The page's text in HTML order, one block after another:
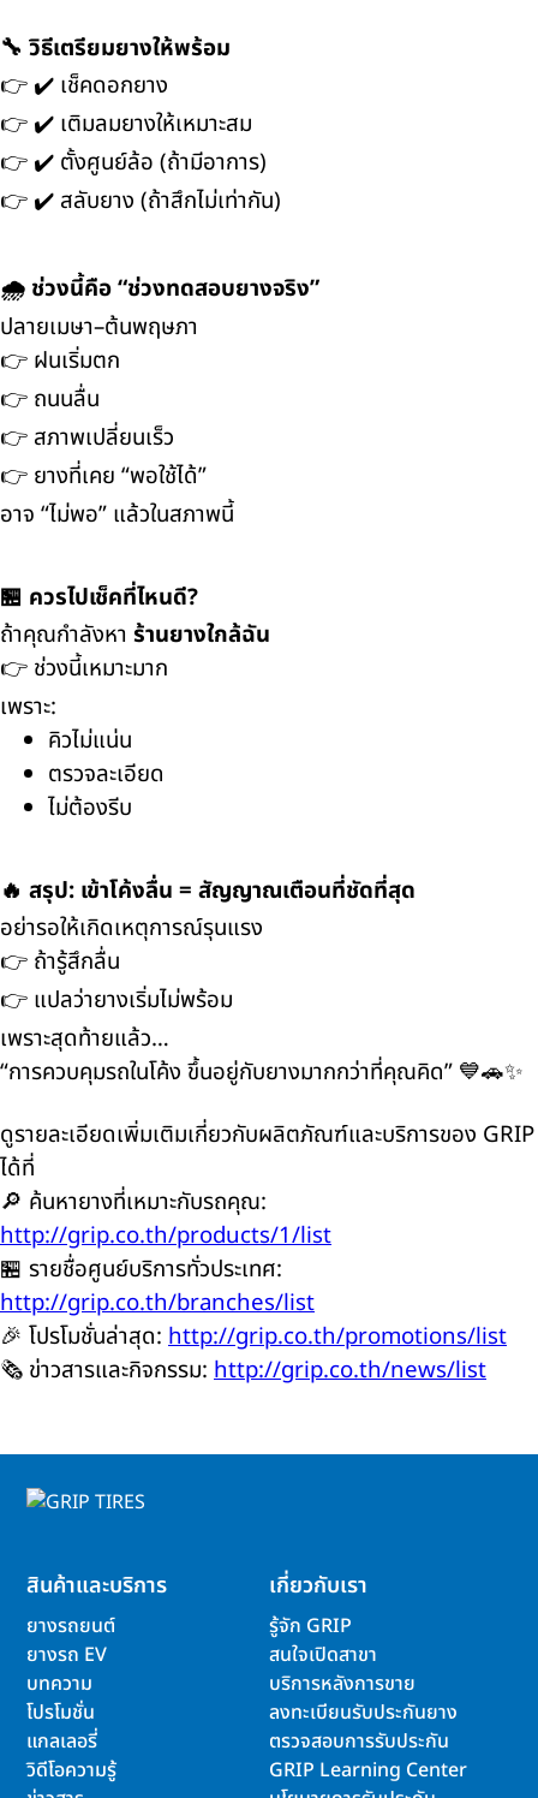
🔧 วิธีเตรียมยางให้พร้อม
👉 ✔️ เช็คดอกยาง
👉 ✔️ เติมลมยางให้เหมาะสม
👉 ✔️ ตั้งศูนย์ล้อ (ถ้ามีอาการ)
👉 ✔️ สลับยาง (ถ้าสึกไม่เท่ากัน)
🌧️ ช่วงนี้คือ “ช่วงทดสอบยางจริง”
ปลายเมษา–ต้นพฤษภา
👉 ฝนเริ่มตก
👉 ถนนลื่น
👉 สภาพเปลี่ยนเร็ว
👉 ยางที่เคย “พอใช้ได้”
อาจ “ไม่พอ” แล้วในสภาพนี้
🏪 ควรไปเช็คที่ไหนดี?
ถ้าคุณกำลังหา ร้านยางใกล้ฉัน
👉 ช่วงนี้เหมาะมาก
เพราะ:
คิวไม่แน่น
ตรวจละเอียด
ไม่ต้องรีบ
🔥 สรุป: เข้าโค้งลื่น = สัญญาณเตือนที่ชัดที่สุด
อย่ารอให้เกิดเหตุการณ์รุนแรง
👉 ถ้ารู้สึกลื่น
👉 แปลว่ายางเริ่มไม่พร้อม
เพราะสุดท้ายแล้ว…
“การควบคุมรถในโค้ง ขึ้นอยู่กับยางมากกว่าที่คุณคิด” 💙🚗✨
ดูรายละเอียดเพิ่มเติมเกี่ยวกับผลิตภัณฑ์และบริการของ GRIP
ได้ที่
🔎 ค้นหายางที่เหมาะกับรถคุณ:
http://grip.co.th/products/1/list
🏪 รายชื่อศูนย์บริการทั่วประเทศ:
http://grip.co.th/branches/list
🎉 โปรโมชั่นล่าสุด: http://grip.co.th/promotions/list
🗞️ ข่าวสารและกิจกรรม: http://grip.co.th/news/list
สินค้าและบริการ
ยางรถยนต์
ยางรถ EV
บทความ
โปรโมชั่น
แกลเลอรี่
วิดีโอความรู้
เกี่ยวกับเรา
รู้จัก GRIP
สนใจเปิดสาขา
บริการหลังการขาย
ลงทะเบียนรับประกันยาง
ตรวจสอบการรับประกัน
GRIP Learning Center